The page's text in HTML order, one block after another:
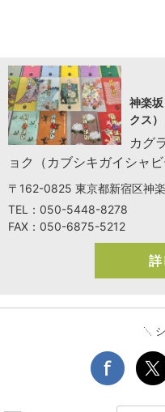
神楽
クス）
カグ
ョク（カブシキガイシャビ
〒162-0825 東京都新宿区神
TEL：050-5448-8278
FAX：050-6875-5212
詳